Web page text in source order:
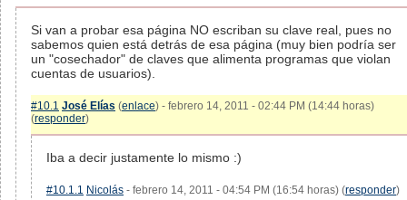
Si van a probar esa página NO escriban su clave real, pues no
sabemos quien está detrás de esa página (muy bien podría ser
un "cosechador" de claves que alimenta programas que violan
cuentas de usuarios).
#10.1 José Elías (enlace) - febrero 14, 2011 - 02:44 PM (14:44 horas)
(responder)
Iba a decir justamente lo mismo :)
#10.1.1 Nicolás - febrero 14, 2011 - 04:54 PM (16:54 horas) (responder)